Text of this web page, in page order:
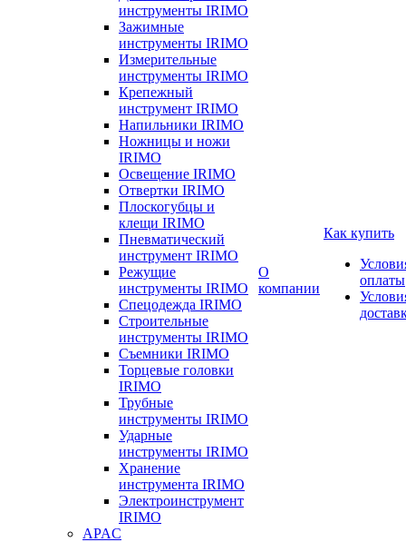
инструменты IRIMO
Зажимные
инструменты IRIMO
Измерительные
инструменты IRIMO
Крепежный
инструмент IRIMO
Напильники IRIMO
Ножницы и ножи
IRIMO
Освещение IRIMO
Отвертки IRIMO
Плоскогубцы и
клещи IRIMO
Пневматический
инструмент IRIMO
Режущие
инструменты IRIMO
Спецодежда IRIMO
Строительные
инструменты IRIMO
Съемники IRIMO
Торцевые головки
IRIMO
Трубные
инструменты IRIMO
Ударные
инструменты IRIMO
Хранение
инструмента IRIMO
Электроинструмент
IRIMO
APAC
О
компании
Как купить
оплаты